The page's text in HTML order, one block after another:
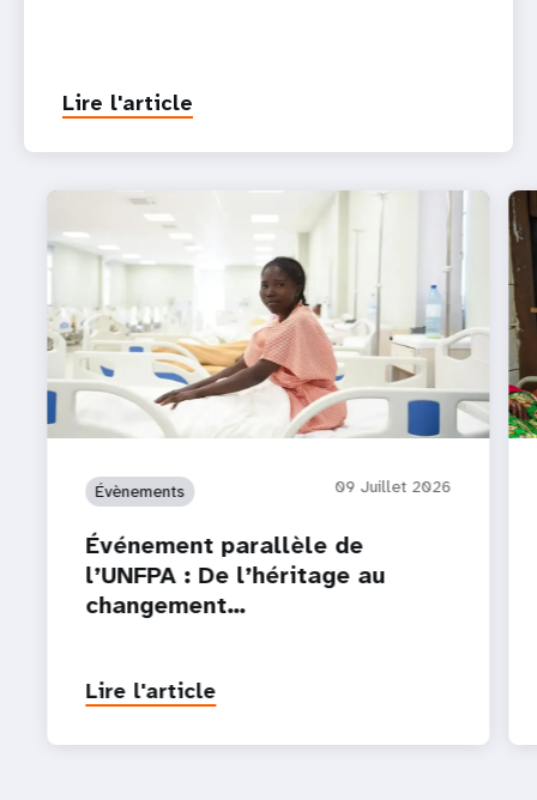
Lire l'article
Évènements 09 Juillet 2026
Événement parallèle de
l’UNFPA : De l’héritage au
changement…
Lire l'article